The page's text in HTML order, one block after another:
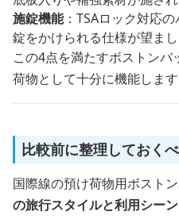
施錠機能：TSAロック対応
錠をかけられる仕様が望ま
この4点を満たすボストン
荷物として十分に機能します
比較前に整理しておく
国際線の預け荷物用ボスト
の旅行スタイルと利用シーン